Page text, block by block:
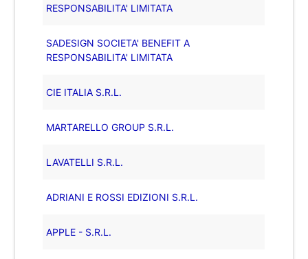
RESPONSABILITA' LIMITATA
SADESIGN SOCIETA' BENEFIT A
RESPONSABILITA' LIMITATA
CIE ITALIA S.R.L.
MARTARELLO GROUP S.R.L.
LAVATELLI S.R.L.
ADRIANI E ROSSI EDIZIONI S.R.L.
APPLE - S.R.L.